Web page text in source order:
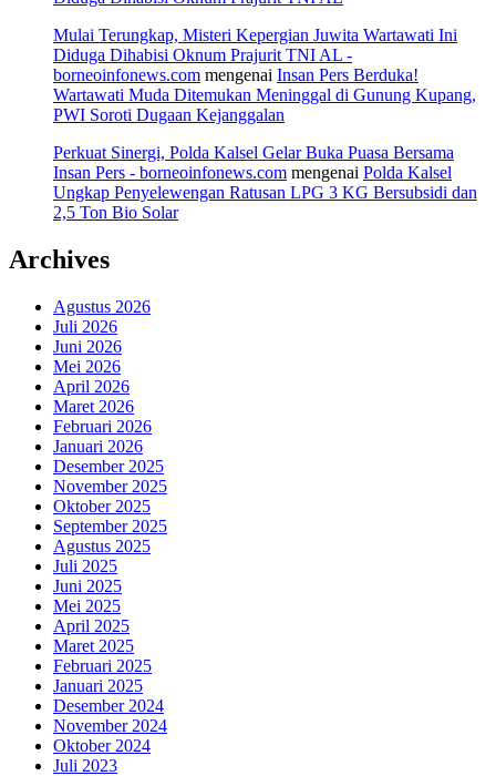
Mulai Terungkap, Misteri Kepergian Juwita Wartawati Ini
Diduga Dihabisi Oknum Prajurit TNI AL -
borneoinfonews.com mengenai Insan Pers Berduka!
Wartawati Muda Ditemukan Meninggal di Gunung Kupang,
PWI Soroti Dugaan Kejanggalan
Perkuat Sinergi, Polda Kalsel Gelar Buka Puasa Bersama
Insan Pers - borneoinfonews.com mengenai Polda Kalsel
Ungkap Penyelewengan Ratusan LPG 3 KG Bersubsidi dan
2,5 Ton Bio Solar
Archives
Agustus 2026
Juli 2026
Juni 2026
Mei 2026
April 2026
Maret 2026
Februari 2026
Januari 2026
Desember 2025
November 2025
Oktober 2025
September 2025
Agustus 2025
Juli 2025
Juni 2025
Mei 2025
April 2025
Maret 2025
Februari 2025
Januari 2025
Desember 2024
November 2024
Oktober 2024
Juli 2023